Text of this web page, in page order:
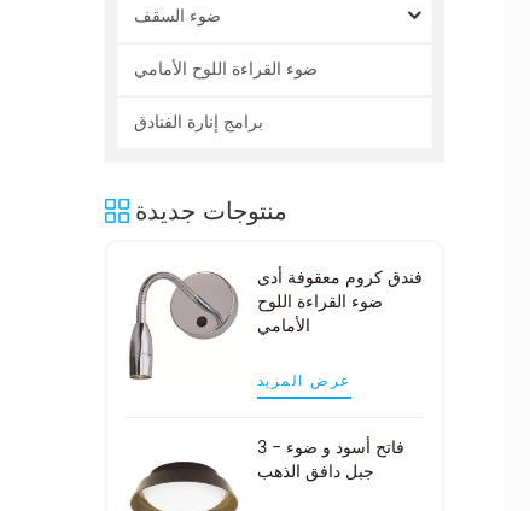
ضوء السقف
ضوء القراءة اللوح الأمامي
برامج إنارة الفنادق
منتوجات جديدة
فندق كروم معقوفة أدى
ضوء القراءة اللوح
الأمامي
عرض المزيد
3 - فاتح أسود و ضوء
جبل دافق الذهب